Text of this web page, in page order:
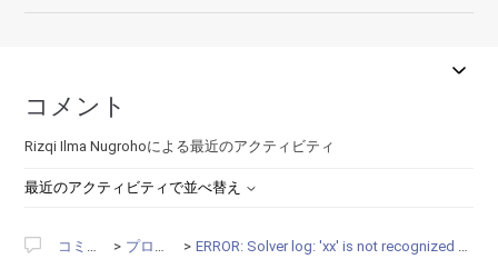
コメント
Rizqi Ilma Nugrohoによる最近のアクティビティ
最近のアクティビティで並べ替え
コミュニティ プログラミング ERROR: Solver log: 'xx' is not recognized as an internal or external command, operable program or batch file.